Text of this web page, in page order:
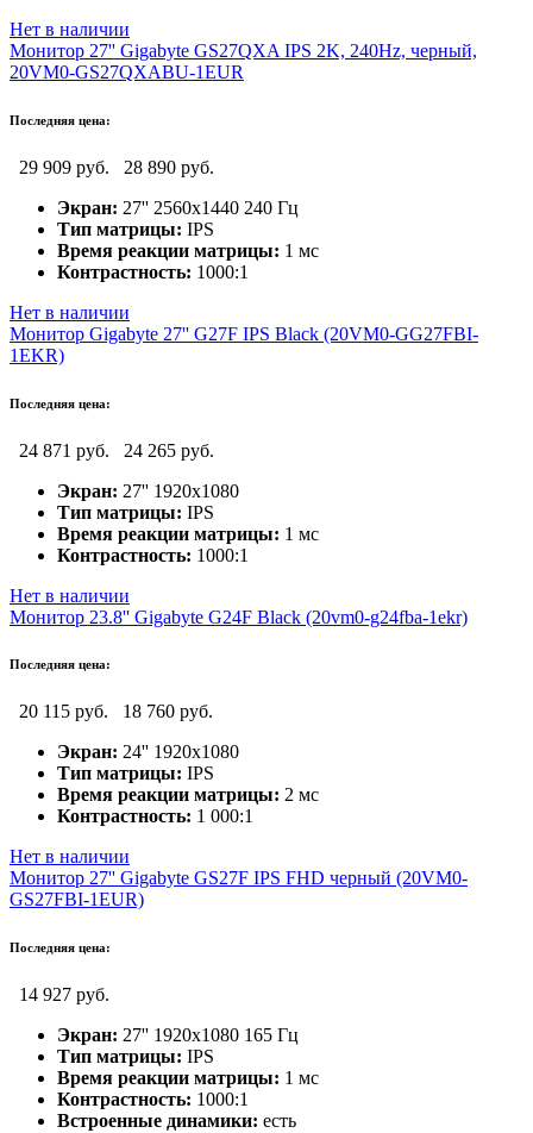
Нет в наличии
Монитор 27'' Gigabyte GS27QXA IPS 2K, 240Hz, черный,
20VM0-GS27QXABU-1EUR
Последняя цена:
29 909 руб.
28 890 руб.
Экран: 27'' 2560x1440 240 Гц
Тип матрицы: IPS
Время реакции матрицы: 1 мс
Контрастность: 1000:1
Нет в наличии
Монитор Gigabyte 27'' G27F IPS Black (20VM0-GG27FBI-
1EKR)
Последняя цена:
24 871 руб.
24 265 руб.
Экран: 27'' 1920х1080
Тип матрицы: IPS
Время реакции матрицы: 1 мс
Контрастность: 1000:1
Нет в наличии
Монитор 23.8'' Gigabyte G24F Black (20vm0-g24fba-1ekr)
Последняя цена:
20 115 руб.
18 760 руб.
Экран: 24'' 1920х1080
Тип матрицы: IPS
Время реакции матрицы: 2 мс
Контрастность: 1 000:1
Нет в наличии
Монитор 27'' Gigabyte GS27F IPS FHD черный (20VM0-
GS27FBI-1EUR)
Последняя цена:
14 927 руб.
Экран: 27'' 1920х1080 165 Гц
Тип матрицы: IPS
Время реакции матрицы: 1 мс
Контрастность: 1000:1
Встроенные динамики: есть